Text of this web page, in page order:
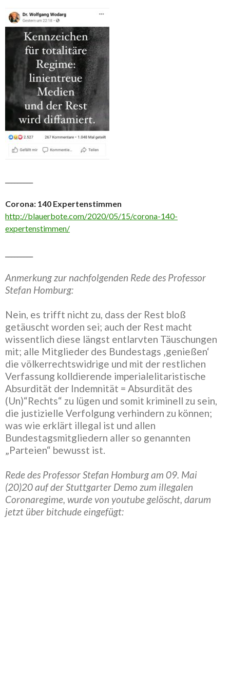
Corona: 140 Expertenstimmen
http://blauerbote.com/2020/05/15/corona-140-
expertenstimmen/
Anmerkung zur nachfolgenden Rede des Professor
Stefan Homburg:
Nein, es trifft nicht zu, dass der Rest bloß
getäuscht worden sei; auch der Rest macht
wissentlich diese längst entlarvten Täuschungen
mit; alle Mitglieder des Bundestags ‚genießen‘
die völkerrechtswidrige und mit der restlichen
Verfassung kolldierende imperialelitaristische
Absurdität der Indemnität = Absurdität des
(Un)“Rechts“ zu lügen und somit kriminell zu sein,
die justizielle Verfolgung verhindern zu können;
was wie erklärt illegal ist und allen
Bundestagsmitgliedern aller so genannten
„Parteien“ bewusst ist.
Rede des Professor Stefan Homburg am 09. Mai
(20)20 auf der Stuttgarter Demo zum illegalen
Coronaregime, wurde von youtube gelöscht, darum
jetzt über bitchude eingefügt: